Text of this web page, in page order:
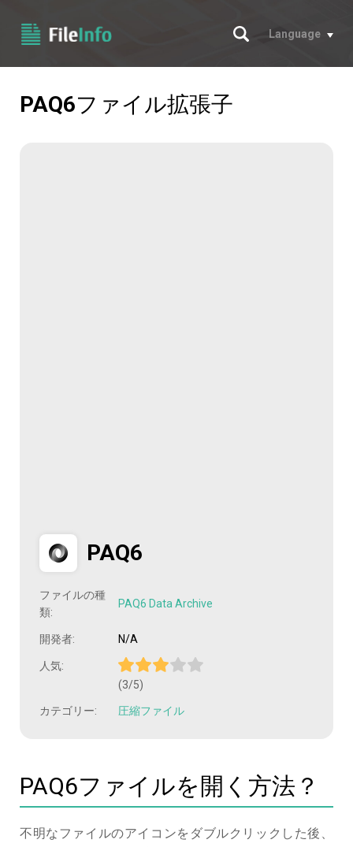
サーチ
Language
PAQ6ファイル拡張子
PAQ6
ファイルの種
類:
PAQ6 Data Archive
開発者: N/A
人気:
(3/5)
カテゴリー: 圧縮ファイル
PAQ6ファイルを開く方法？
不明なファイルのアイコンをダブルクリックした後、